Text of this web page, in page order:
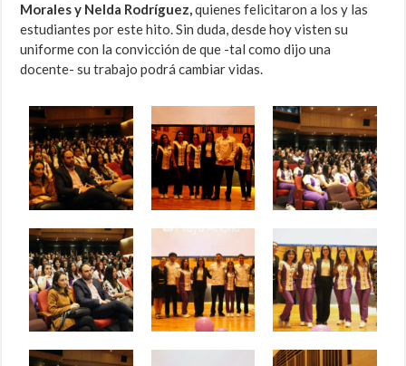
Morales y Nelda Rodríguez,quienes felicitaron a los y las
estudiantes por este hito. Sin duda, desde hoy visten su
uniforme con la convicción de que -tal como dijo una
docente- su trabajo podrá cambiar vidas.